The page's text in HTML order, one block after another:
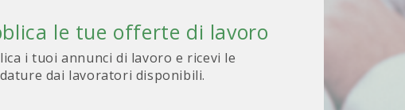
le tue offerte di lavoro
i tuoi annunci di lavoro e ricevi le
dai lavoratori disponibili.